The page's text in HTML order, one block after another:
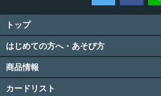
トップ
はじめての方へ・あそび方
商品情報
カードリスト